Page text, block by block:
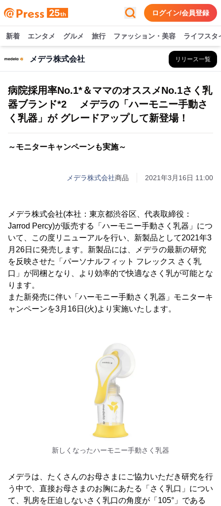
ログイン/会員登録
新着 エンタメ グルメ 旅行 ファッション・美容 ライフスタ
メデラ株式会社 リリース一覧
病院採用率No.1*＆ママのオススメNo.1さく乳
器ブランド*2 メデラの「ハーモニー手動さ
く乳器」が グレードアップして新登場！
～モニターキャンペーンも実施～
メデラ株式会社商品 2021年3月16日 11:00
メデラ株式会社(本社：東京都渋谷区、代表取締役：
Jarrod Percy)が販売する「ハーモニー手動さく乳器」につ
いて、この度リニューアルを行い、新製品として2021年3
月26日に発売します。新製品には、メデラの最新の研究
を反映させた「パーソナルフィット フレックス さく乳
口」が同梱となり、より効率的で快適なさく乳が可能とな
ります。
また新発売に伴い「ハーモニー手動さく乳器」モニターキ
ャンペーンを3月16日(火)より実施いたします。
新しくなったハーモニー手動さく乳器
メデラは、たくさんのお母さまにご協力いただき研究を行
う中で、直接お母さまのお胸にあたる「さく乳口」につい
て、乳房を圧迫しないさく乳口の角度が「105°」である